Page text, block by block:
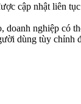
cập nhật liên
doanh nghiệp có
dùng tùy chỉnh